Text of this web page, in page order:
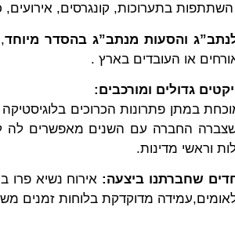
בתערוכות, קונגרסים, אירועים,
והסעות מנתב”ג בהסדר מיוחד
או העובדים בארץ .
גדולים ומורכבים:
במתן פתרונות הכרוכים בלוגיסטיקה
וראשי מדינות.
שחברתנו ביצעה: אירוח נשיא
מדוקדקת בלוחות זמנים